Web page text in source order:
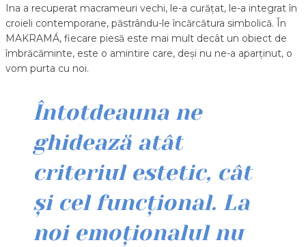
Ina a recuperat macrameuri vechi, le-a curățat, le-a integrat în
croieli contemporane, păstrându-le încărcătura simbolică. În
MAKRAMÁ, fiecare piesă este mai mult decât un obiect de
îmbrăcăminte, este o amintire care, deși nu ne-a aparținut, o
vom purta cu noi.
Întotdeauna ne
ghidează atât
criteriul estetic, cât
și cel funcțional. La
noi emoționalul nu